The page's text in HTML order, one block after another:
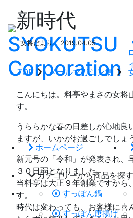
ホームページ
カテゴリーから商品を探す
すっぽん鍋
すっぽん唐揚げ
新時代
女将だより 2019.04.05
TOP メールマガジン集
こんにちは。料亭やまさの女将
す。
うららかな春の日差しが心地良
ますが、いかがお過ごしでしょ
新元号の「令和」が発表され、
３０日弱となりました。
当料亭は大正９年創業ですから
す。
時代は変わっても、お客様に喜